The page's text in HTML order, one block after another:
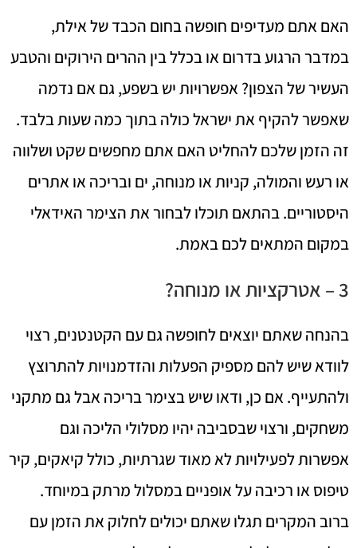
האם אתם מעדיפים חופשה בחום הכבד של אילת,
במדבר הרגוע בדרום או בכלל בין ההרים הירוקים והטבע
העשיר של הצפון? אפשרויות יש בשפע, גם אם נדמה
שאפשר להקיף את ישראל כולה בתוך כמה שעות בלבד.
זה הזמן שלכם להחליט האם אתם מחפשים שקט ושלווה
או רעש והמולה, קניות או מנוחה, ים ובריכה או אתרים
היסטוריים. בהתאם תוכלו לבחור את הצימר האידאלי
במקום המתאים לכם באמת.
3 – אטרקציות או מנוחה?
בהנחה שאתם יוצאים לחופשה גם עם הקטנטנים, רצוי
לוודא שיש להם מספיק הפעלות והזדמנויות להתרוצץ
ולהתעייף. אם כן, ודאו שיש בצימר בריכה אבל גם מתקני
משחקים, ורצוי שבסביבה יהיו מסלולי הליכה וגם
אפשרות לפעילויות לא מאוד שגרתיות, כולל קיאקים, קיר
טיפוס או רכיבה על אופניים במסלול מרתק במיוחד.
ברוב המקרים תגלו שאתם יכולים לחלוק את הזמן עם